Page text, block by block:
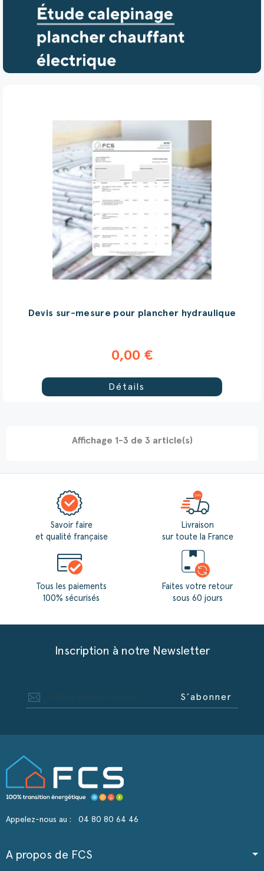
Devis sur-mesure pour plancher hydraulique
0,00 €
Détails
Affichage 1-3 de 3 article(s)
Savoir faire
et qualité française
Tous les paiements
100% sécurisés
Livraison
sur toute la France
Faites votre retour
sous 60 jours
Inscription à notre Newsletter
S’abonner
Appelez-nous au : 04 80 80 64 46
A propos de FCS